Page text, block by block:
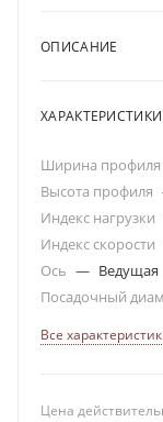
ОПИСАНИЕ
ХАРАКТЕРИСТИКИ
Ширина профиля
Высота профиля
Индекс нагрузки
Индекс скорости
Ось — Ведущая
Посадочный
Все
Цена